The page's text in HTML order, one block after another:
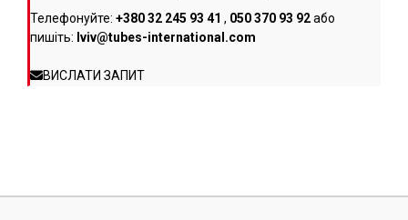
Телефонуйте: +380 32 245 93 41 , 050 370 93 92або
пишіть: lviv@tubes-international.com
ВИСЛАТИ ЗАПИТ